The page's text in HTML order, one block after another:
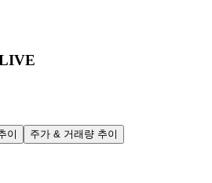
이 주가 & 거래량 추이